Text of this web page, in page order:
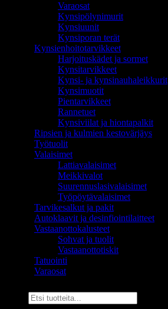
Varaosat
Kynsipölynimurit
Kynsiuunit
Kynsiporan terät
Kynsienhoitotarvikkeet
Harjoituskädet ja sormet
Kynsitarvikkeet
Kynsi- ja kynsinauhaleikkurit
Kynsimuotit
Pientarvikkeet
Rannetuet
Kynsiviilat ja hiontapalkit
Ripsien ja kulmien kestovärjäys
Työtuolit
Valaisimet
Lattiavalaisimet
Meikkivalot
Suurennuslasivalaisimet
Työpöytävalaisimet
Tarvikesalkut ja pakit
Autoklaavit ja desinfiointilaitteet
Vastaanottokalusteet
Sohvat ja tuolit
Vastaanottotiskit
Tatuointi
Varaosat
Etsi: